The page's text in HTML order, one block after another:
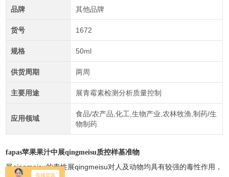
品牌 其他品牌
货号 1672
规格 50ml
供货周期 两周
主要用途 展青霉素检测分析质量控制
应用领域
食品/农产品,化工,生物产业,农林牧渔,制药/生
物制药
fapas苹果果汁中展qingmeisu质控样基准物
展qingmeisu的毒性展qingmeisu对人及动物均具有较强的毒性作用，